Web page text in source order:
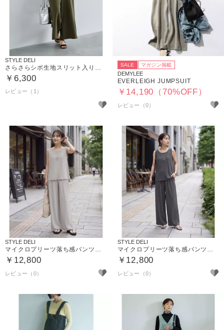
STYLE DELI
さらさらシボ生地スリット入りサロペット
￥6,300
レビュー（1）
SALE マガジン掲載
DEMYLEE
EVERLEIGH JUMPSUIT
￥14,190（70%OFF）
STYLE DELI
￥12,800
STYLE DELI
￥12,800